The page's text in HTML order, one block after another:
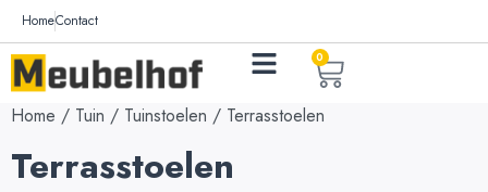
HomeContact
0
Home / Tuin / Tuinstoelen / Terrasstoelen
Terrasstoelen